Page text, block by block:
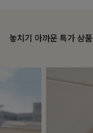
놓치기 아까운 특가 상품